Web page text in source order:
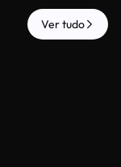
Ver tudo